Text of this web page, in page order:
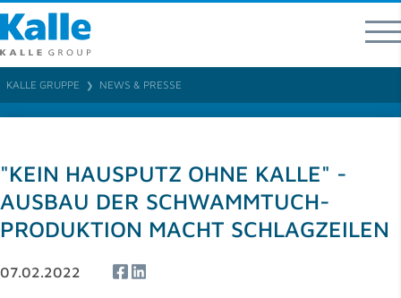
Kalle GmbH
Rheingaustraße 190-196
T 0049 (0) 611 / 962 - 07
Ansprechpartner für Produktbereiche und Regionen
KALLE GRUPPE ❯ NEWS & PRESSE
"KEIN HAUSPUTZ OHNE KALLE" -
AUSBAU DER SCHWAMMTUCH-
PRODUKTION MACHT SCHLAGZEILEN
07.02.2022